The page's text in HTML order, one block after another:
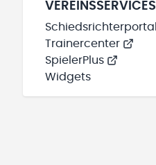
VEREINSSERVICES
Schiedsrichterportal
Trainercenter
SpielerPlus
Widgets